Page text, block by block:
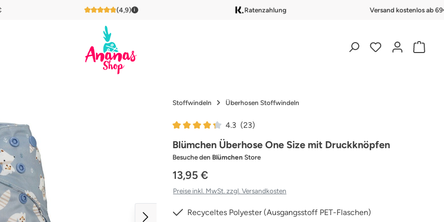
4,9 von 5 Sternen
(4,9) i Ratenzahlung Versand kostenlos ab
Stoffwindeln Überhosen Stoffwindeln
Durchschnittliche Bewertung von 4.26 von 5 Sternen
4.3 (23)
Blümchen Überhose One Size mit Druckknöpfen
Besuche den Blümchen Store
13,95 €
Preise inkl. MwSt. zzgl. Versandkosten
Recyceltes Polyester (Ausgangsstoff PET-Flaschen)